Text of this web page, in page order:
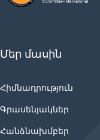
Մեր մասին
Հիմնադրություն
Գրասենյակներ
Հանձնախմբեր